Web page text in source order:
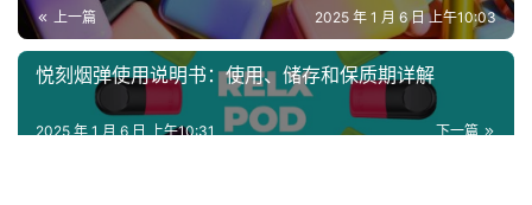
上一篇 2025 年 1 月 6 日 上午10:03
悦刻烟弹使用说明书：使用、储存和保质期详解
下一篇
2025 年 1 月 6 日 上午10:31